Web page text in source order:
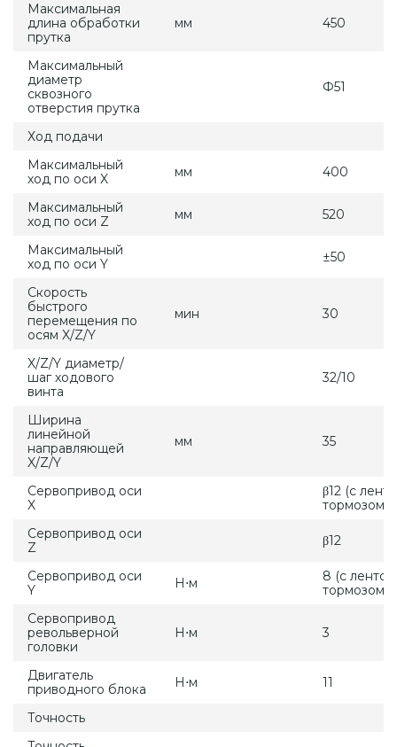
Максимальная
длина обработки
прутка
мм 450
Максимальный
диаметр
сквозного
отверстия прутка
Ф51
Ход подачи
Максимальный
ход по оси X
мм 400
Максимальный
ход по оси Z
мм 520
Максимальный
ход по оси Y
±50
Скорость
быстрого
перемещения по
осям X/Z/Y
мин 30
X/Z/Y диаметр/
шаг ходового
винта
32/10
Ширина
линейной
направляющей
X/Z/Y
мм 35
Сервопривод оси
X
β12 (с
тормозом)
Сервопривод оси
Z
β12
Сервопривод оси
Y
Н⋅м
8 (с
тормозом)
Сервопривод
револьверной
головки
Н⋅м 3
Двигатель
приводного блока
Н⋅м 11
Точность